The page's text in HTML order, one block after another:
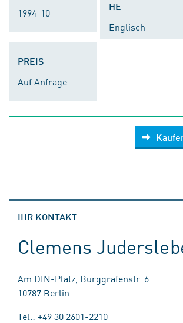
1994-10
HE
Englisch
PREIS
Auf Anfrage
IHR KONTAKT
Clemens
Am DIN-Platz, Burggrafenstr. 6
10787 Berlin
Tel.: +49 30 2601-2210